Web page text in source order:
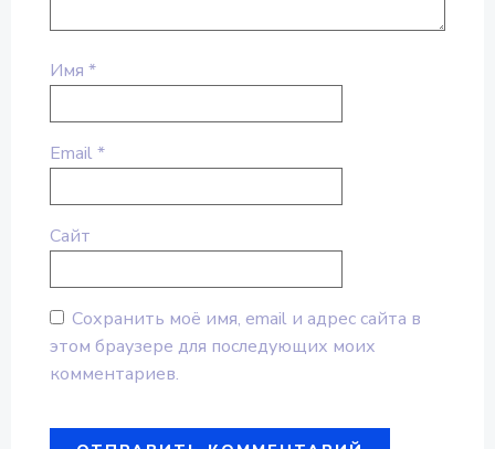
Имя *
Email *
Сайт
Сохранить моё имя, email и адрес сайта в
этом браузере для последующих моих
комментариев.